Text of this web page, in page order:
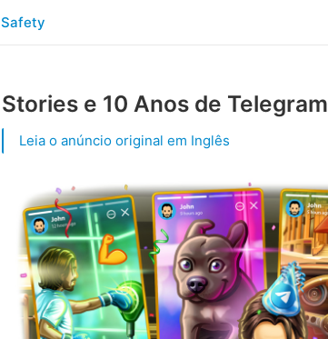
Safety
Stories e 10 Anos de Telegram
Leia o anúncio original em Inglês